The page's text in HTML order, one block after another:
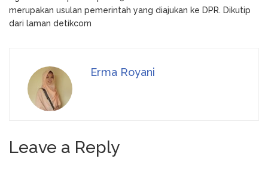
merupakan usulan pemerintah yang diajukan ke DPR. Dikutip
dari laman detikcom
Erma Royani
Leave a Reply